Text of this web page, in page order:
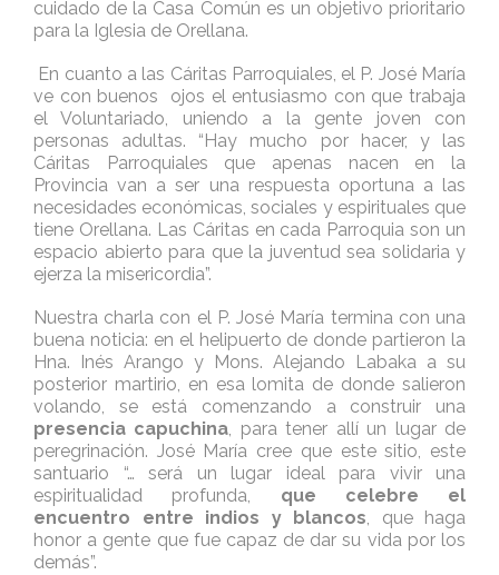
cuidado de la Casa Común es un objetivo prioritario
para la Iglesia de Orellana.
En cuanto a las Cáritas Parroquiales, el P. José María
ve con buenos ojos el entusiasmo con que trabaja
el Voluntariado, uniendo a la gente joven con
personas adultas. “Hay mucho por hacer, y las
Cáritas Parroquiales que apenas nacen en la
Provincia van a ser una respuesta oportuna a las
necesidades económicas, sociales y espirituales que
tiene Orellana. Las Cáritas en cada Parroquia son un
espacio abierto para que la juventud sea solidaria y
ejerza la misericordia”.
Nuestra charla con el P. José María termina con una
buena noticia: en el helipuerto de donde partieron la
Hna. Inés Arango y Mons. Alejando Labaka a su
posterior martirio, en esa lomita de donde salieron
volando, se está comenzando a construir una
presencia capuchina, para tener allí un lugar de
peregrinación. José María cree que este sitio, este
santuario “… será un lugar ideal para vivir una
espiritualidad profunda, que celebre el
encuentro entre indios y blancos, que haga
honor a gente que fue capaz de dar su vida por los
demás”.